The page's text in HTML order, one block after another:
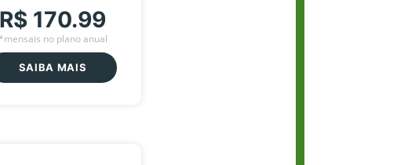
R$ 170.99
*mensais no plano anual
SAIBA MAIS